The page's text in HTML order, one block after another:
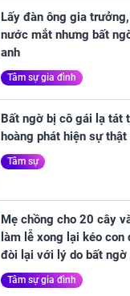
Lấy đàn ông gia
nước mắt nhưng bất
anh
Tâm sự gia đình
Bất ngờ bị cô gái lạ tát
hoàng phát hiện sự
Tâm sự
Mẹ chồng cho 20 cây
làm lễ xong lại kéo con
đòi lại với lý do bất ngờ
Tâm sự gia đình